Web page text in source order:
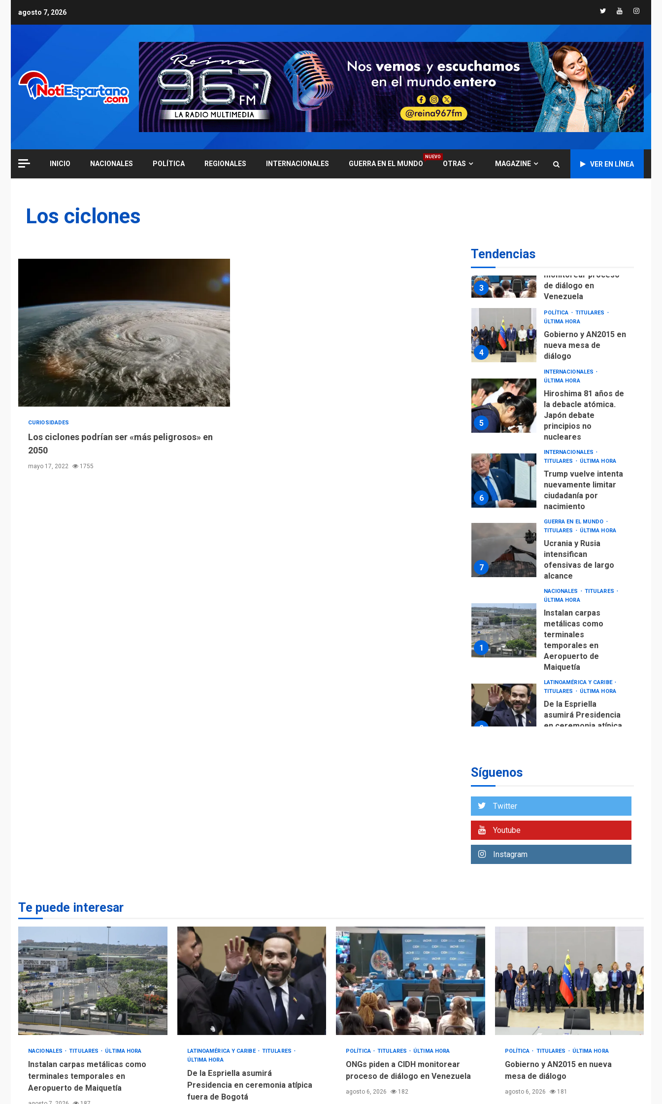
agosto 7, 2026 TwitterYoutube
INICIO NACIONALES POLÍTICA REGIONALES INTERNACIONALES GUERRA EN EL MUNDO
NUEVO
OTRAS MAGAZINE VER EN LÍNEA
Los ciclones
CURIOSIDADES
Los ciclones podrían ser «más peligrosos» en
2050
mayo 17, 2022 1755
Tendencias
7
GUERRA EN EL MUNDO
Ucrania y Rusia
intensifican
ofensivas de largo
alcance
NACIONALES
TITULARES
ÚLTIMA HORA
Instalan carpas
metálicas como
terminales
Aeropuerto de
3
monitorear proceso
de diálogo en
Venezuela
4
POLÍTICA
TITULARES
ÚLTIMA HORA
Gobierno y AN2015 en
nueva mesa de
diálogo
5
INTERNACIONALES
ÚLTIMA HORA
Hiroshima 81 años de
la debacle atómica.
Japón debate
principios no
nucleares
6
INTERNACIONALES
TITULARES
ÚLTIMA HORA
Trump vuelve intenta
nuevamente limitar
ciudadanía por
nacimiento
7
GUERRA EN EL MUNDO
TITULARES
ÚLTIMA HORA
Ucrania y Rusia
intensifican
ofensivas de largo
alcance
1
NACIONALES
TITULARES
ÚLTIMA HORA
Instalan carpas
metálicas como
terminales
temporales en
Aeropuerto de
Maiquetía
2
LATINOAMÉRICA Y CARIBE
TITULARES
ÚLTIMA HORA
De la Espriella
asumirá Presidencia
en ceremonia atípica
3
de diálogo en
4
POLÍTICA
TITULARES
Gobierno y AN2015 en
diálogo
5
Japón debate
Síguenos
Twitter
Youtube
Instagram
Te puede interesar
NACIONALES TITULARES ÚLTIMA HORA
Instalan carpas metálicas como
terminales temporales en
Aeropuerto de Maiquetía
LATINOAMÉRICA Y CARIBE
TITULARES
ÚLTIMA HORA
De la Espriella asumirá
Presidencia en ceremonia atípica
fuera de Bogotá
POLÍTICA TITULARES ÚLTIMA HORA
ONGs piden a CIDH monitorear
proceso de diálogo en Venezuela
agosto 6, 2026 182
POLÍTICA TITULARES ÚLTIMA HORA
Gobierno y AN2015 en nueva
mesa de diálogo
agosto 6, 2026 181